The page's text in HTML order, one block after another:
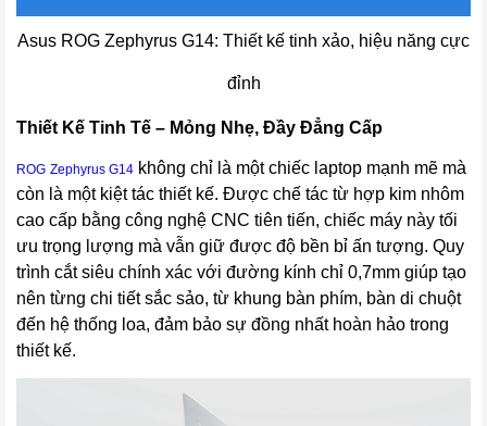
Asus ROG Zephyrus G14: Thiết kế tinh xảo, hiệu năng cực
đỉnh
Thiết Kế Tinh Tế – Mỏng Nhẹ, Đầy Đẳng Cấp
ROG Zephyrus G14 không chỉ là một chiếc laptop mạnh mẽ mà
còn là một kiệt tác thiết kế. Được chế tác từ hợp kim nhôm
cao cấp bằng công nghệ CNC tiên tiến, chiếc máy này tối
ưu trọng lượng mà vẫn giữ được độ bền bỉ ấn tượng. Quy
trình cắt siêu chính xác với đường kính chỉ 0,7mm giúp tạo
nên từng chi tiết sắc sảo, từ khung bàn phím, bàn di chuột
đến hệ thống loa, đảm bảo sự đồng nhất hoàn hảo trong
thiết kế.